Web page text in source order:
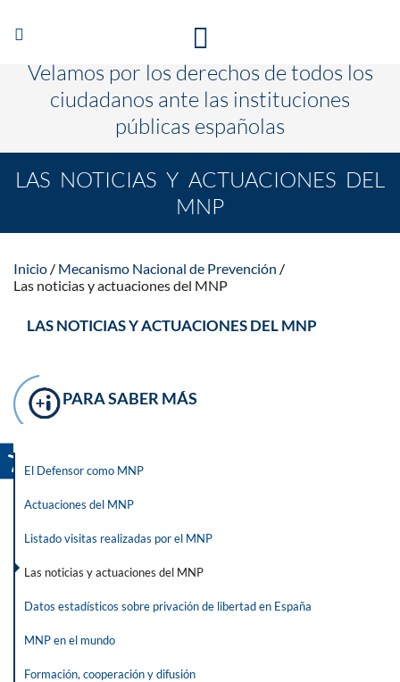
Abrir/Cerrar
navegación
TE ESCUCHAMOS PARA QUE CAMBIEN LAS COSAS
Velamos por los derechos de todos los
ciudadanos ante las instituciones
públicas españolas
LAS NOTICIAS Y ACTUACIONES DEL
MNP
Inicio
Mecanismo Nacional de Prevención
Las noticias y actuaciones del MNP
LAS NOTICIAS Y ACTUACIONES DEL MNP
PARA SABER MÁS
El Defensor como MNP
Actuaciones del MNP
Listado visitas realizadas por el MNP
Las noticias y actuaciones del MNP
Datos estadísticos sobre privación de libertad en España
MNP en el mundo
Formación, cooperación y difusión